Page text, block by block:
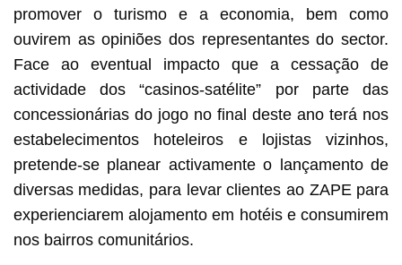
promover o turismo e a economia, bem como
ouvirem as opiniões dos representantes do sector.
Face ao eventual impacto que a cessação de
actividade dos “casinos-satélite” por parte das
concessionárias do jogo no final deste ano terá nos
estabelecimentos hoteleiros e lojistas vizinhos,
pretende-se planear activamente o lançamento de
diversas medidas, para levar clientes ao ZAPE para
experienciarem alojamento em hotéis e consumirem
nos bairros comunitários.